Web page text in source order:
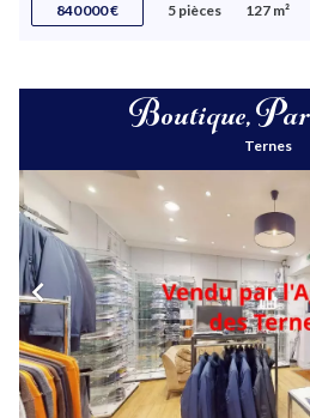
840 000 € 5 pièces 127 m²
Boutique,
Ternes